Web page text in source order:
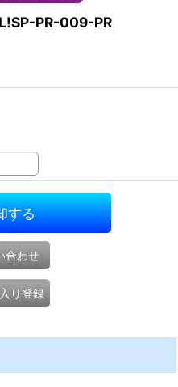
PR-009-PR
する
合わせ
り登録